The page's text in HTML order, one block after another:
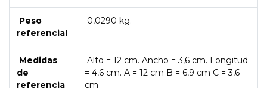
Peso
referencial
0,0290 kg.
Medidas
de
referencia
Alto = 12 cm. Ancho = 3,6 cm. Longitud
= 4,6 cm. A = 12 cm B = 6,9 cm C = 3,6
cm